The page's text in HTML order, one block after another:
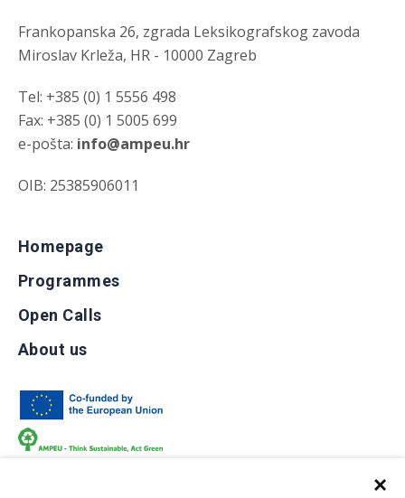
×
Frankopanska 26, zgrada Leksikografskog zavoda
Miroslav Krleža, HR - 10000 Zagreb
Tel: +385 (0) 1 5556 498
Fax: +385 (0) 1 5005 699
e-pošta: info@ampeu.hr
OIB: 25385906011
Homepage
Programmes
Open Calls
About us